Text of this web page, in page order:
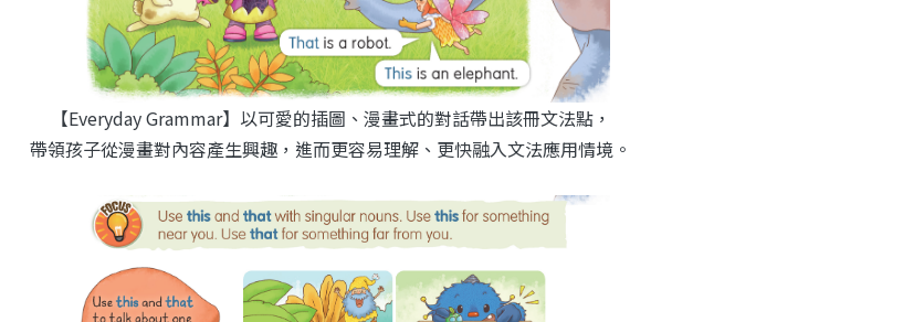
【Everyday Grammar】以可愛的插圖、漫畫式的對話帶出該冊文法點，
帶領孩子從漫畫對內容產生興趣，進而更容易理解、更快融入文法應用情境。